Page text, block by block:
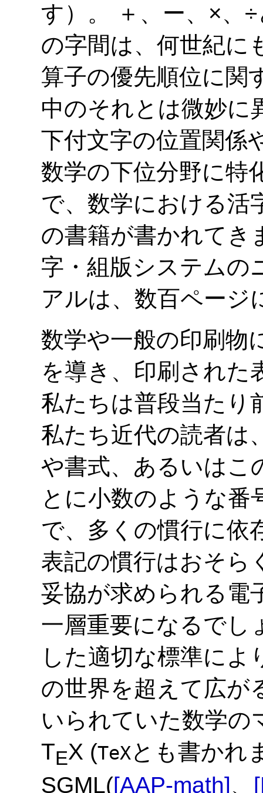
す）。 ＋、ー、×、
の字間は、何世紀に
算子の優先順位に関
中のそれとは微妙に
下付文字の位置関係
数学の下位分野に特
で、数学における活
の書籍が書かれてき
字・組版システムの
アルは、数百ページ
数学や一般の印刷物
を導き、印刷された
私たちは普段当たり
私たち近代の読者は
や書式、あるいはこ
とに小数のような番
で、多くの慣行に依
表記の慣行はおそら
妥協が求められる電
一層重要になるでし
した適切な標準によ
の世界を超えて広が
いられていた数学の
TEX (TeXとも書かれ
SGML([AAP-math]、